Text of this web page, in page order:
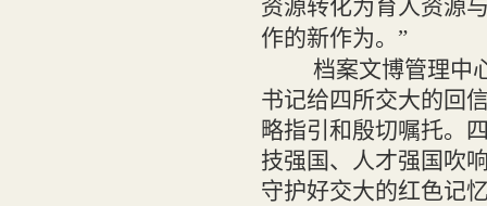
资源转化为育人资源
作的新作为。”
档案文博管理中
书记给四所交大的回
略指引和殷切嘱托。
技强国、人才强国吹
守护好交大的红色记